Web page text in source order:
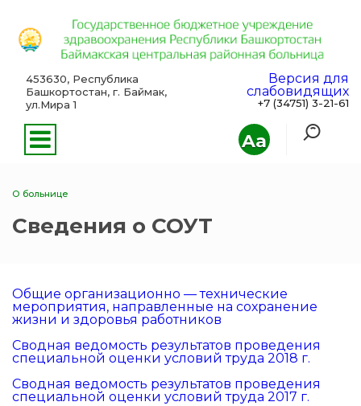
Aa
453630, Республика
Башкортостан, г. Баймак,
ул.Мира 1
Версия для
слабовидящих
+7 (34751) 3-21-61
О больнице
Сведения о СОУТ
Общие организационно — технические
мероприятия, направленные на сохранение
жизни и здоровья работников
Сводная ведомость результатов проведения
специальной оценки условий труда 2018 г.
Сводная ведомость результатов проведения
специальной оценки условий труда 2017 г.